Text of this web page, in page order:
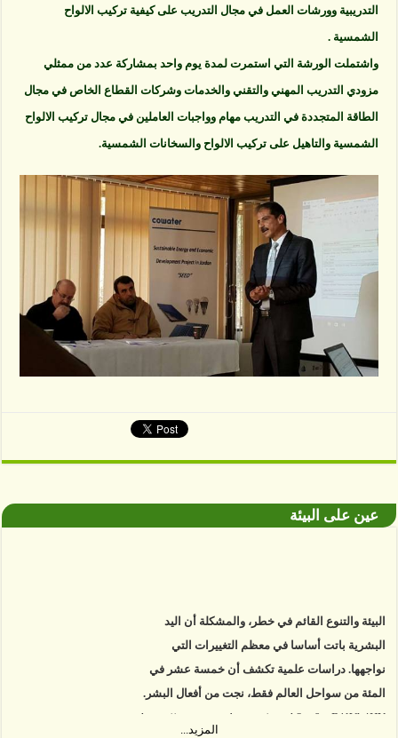
التدريبية وورشات العمل في مجال التدريب على كيفية تركيب الالواح
الشمسية .
واشتملت الورشة التي استمرت لمدة يوم واحد بمشاركة عدد من ممثلي
مزودي التدريب المهني والتقني والخدمات وشركات القطاع الخاص في مجال
الطاقة المتجددة في التدريب مهام وواجبات العاملين في مجال تركيب الالواح
الشمسية والتاهيل على تركيب الالواح والسخانات الشمسية.
عين على البيئة
البيئة والتنوع القائم في خطر، والمشكلة أن اليد
البشرية باتت أساسا في معظم التغييرات التي
نواجهها. دراسات علمية تكشف أن خمسة عشر في
المئة من سواحل العالم فقط، نجت من أفعال البشر.
https://www.youtube.com/watch?v=9caB1lVk4HY
المزيد...